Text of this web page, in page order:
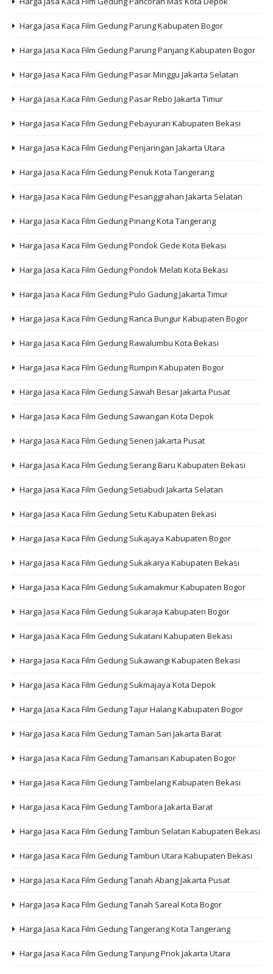
Harga Jasa Kaca Film Gedung Parung Kabupaten Bogor
Harga Jasa Kaca Film Gedung Parung Panjang Kabupaten Bogor
Harga Jasa Kaca Film Gedung Pasar Minggu Jakarta Selatan
Harga Jasa Kaca Film Gedung Pasar Rebo Jakarta Timur
Harga Jasa Kaca Film Gedung Pebayuran Kabupaten Bekasi
Harga Jasa Kaca Film Gedung Penjaringan Jakarta Utara
Harga Jasa Kaca Film Gedung Periuk Kota Tangerang
Harga Jasa Kaca Film Gedung Pesanggrahan Jakarta Selatan
Harga Jasa Kaca Film Gedung Pinang Kota Tangerang
Harga Jasa Kaca Film Gedung Pondok Gede Kota Bekasi
Harga Jasa Kaca Film Gedung Pondok Melati Kota Bekasi
Harga Jasa Kaca Film Gedung Pulo Gadung Jakarta Timur
Harga Jasa Kaca Film Gedung Ranca Bungur Kabupaten Bogor
Harga Jasa Kaca Film Gedung Rawalumbu Kota Bekasi
Harga Jasa Kaca Film Gedung Rumpin Kabupaten Bogor
Harga Jasa Kaca Film Gedung Sawah Besar Jakarta Pusat
Harga Jasa Kaca Film Gedung Sawangan Kota Depok
Harga Jasa Kaca Film Gedung Senen Jakarta Pusat
Harga Jasa Kaca Film Gedung Serang Baru Kabupaten Bekasi
Harga Jasa Kaca Film Gedung Setiabudi Jakarta Selatan
Harga Jasa Kaca Film Gedung Setu Kabupaten Bekasi
Harga Jasa Kaca Film Gedung Sukajaya Kabupaten Bogor
Harga Jasa Kaca Film Gedung Sukakarya Kabupaten Bekasi
Harga Jasa Kaca Film Gedung Sukamakmur Kabupaten Bogor
Harga Jasa Kaca Film Gedung Sukaraja Kabupaten Bogor
Harga Jasa Kaca Film Gedung Sukatani Kabupaten Bekasi
Harga Jasa Kaca Film Gedung Sukawangi Kabupaten Bekasi
Harga Jasa Kaca Film Gedung Sukmajaya Kota Depok
Harga Jasa Kaca Film Gedung Tajur Halang Kabupaten Bogor
Harga Jasa Kaca Film Gedung Taman Sari Jakarta Barat
Harga Jasa Kaca Film Gedung Tamansari Kabupaten Bogor
Harga Jasa Kaca Film Gedung Tambelang Kabupaten Bekasi
Harga Jasa Kaca Film Gedung Tambora Jakarta Barat
Harga Jasa Kaca Film Gedung Tambun Selatan Kabupaten Bekasi
Harga Jasa Kaca Film Gedung Tambun Utara Kabupaten Bekasi
Harga Jasa Kaca Film Gedung Tanah Abang Jakarta Pusat
Harga Jasa Kaca Film Gedung Tanah Sareal Kota Bogor
Harga Jasa Kaca Film Gedung Tangerang Kota Tangerang
Harga Jasa Kaca Film Gedung Tanjung Priok Jakarta Utara